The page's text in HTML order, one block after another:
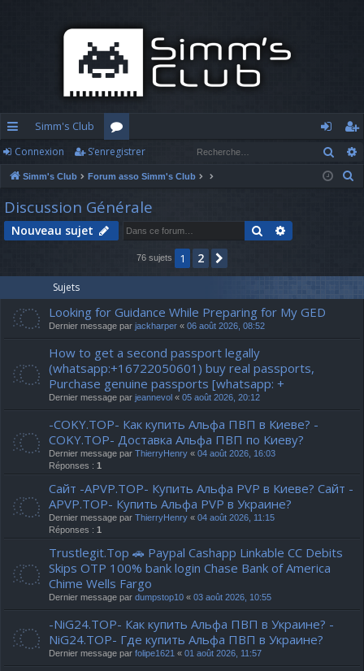
cc
ès
ra
pi
Simm's Club
or
u
m
o
n
’e
nr
Connexion S’enregistrer
Simm's Club Forum asso Simm's Club
h
Discussion Générale
Nouveau sujet Rechercher
76 sujets 1 2
Sujets
Looking for Guidance While Preparing for My GED
Dernier message par jackharper « 06 août 2026, 08:52
How to get a second passport legally
(whatsapp:+16722050601) buy real passports,
Purchase genuine passports [whatsapp: +
Dernier message par jeannevol « 05 août 2026, 20:12
-COKY.TOP- Как купить Альфа ПВП в Киеве? -
COKY.TOP- Доставка Альфа ПВП по Киеву?
Dernier message par ThierryHenry « 04 août 2026, 16:03
Réponses : 1
Сайт -APVP.TOP- Купить Альфа PVP в Киеве? Сайт -
APVP.TOP- Купить Альфа PVP в Украине?
Dernier message par ThierryHenry « 04 août 2026, 11:15
Réponses : 1
Trustlegit.Top 🚗 Paypal Cashapp Linkable CC Debits
Skips OTP 100% bank login Chase Bank of America
Chime Wells Fargo
Dernier message par dumpstop10 « 03 août 2026, 10:55
-NiG24.TOP- Как купить Альфа ПВП в Украине? -
NiG24.TOP- Где купить Альфа ПВП в Украине?
Dernier message par folipe1621 « 01 août 2026, 11:57